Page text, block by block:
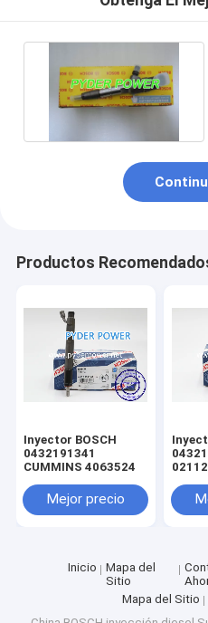
Productos
Inyector BOSCH
0432191341
CUMMINS 4063524
Mejor precio
Inicio
Mapa del
Sitio
Mapa del Sitio